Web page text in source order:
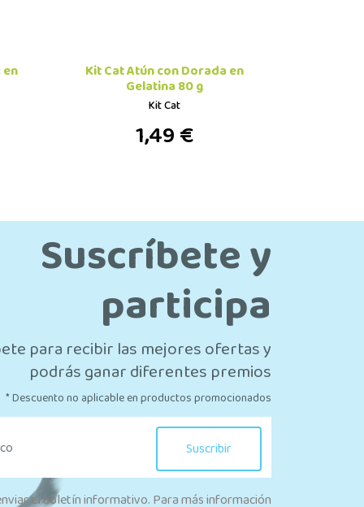
Kit Cat Atún con Dorada en
Gelatina 80 g
Kit Cat
1,49 €
Suscríbete y
participa
para recibir las mejores ofertas y
podrás ganar diferentes premios
* Descuento no aplicable en productos promocionados
Suscribir
el boletín informativo. Para más información